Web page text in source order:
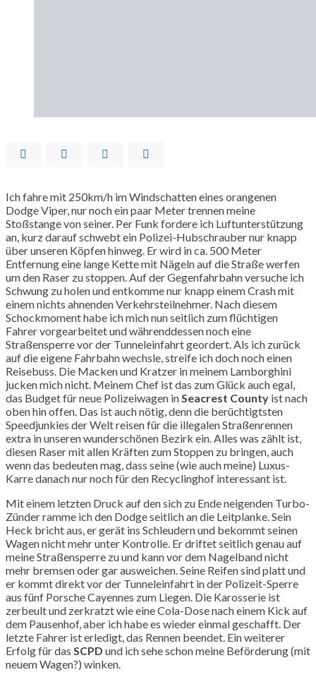
Ich fahre mit 250km/h im Windschatten eines orangenen
Dodge Viper, nur noch ein paar Meter trennen meine
Stoßstange von seiner. Per Funk fordere ich Luftunterstützung
an, kurz darauf schwebt ein Polizei-Hubschrauber nur knapp
über unseren Köpfen hinweg. Er wird in ca. 500 Meter
Entfernung eine lange Kette mit Nägeln auf die Straße werfen
um den Raser zu stoppen. Auf der Gegenfahrbahn versuche ich
Schwung zu holen und entkomme nur knapp einem Crash mit
einem nichts ahnenden Verkehrsteilnehmer. Nach diesem
Schockmoment habe ich mich nun seitlich zum flüchtigen
Fahrer vorgearbeitet und währenddessen noch eine
Straßensperre vor der Tunneleinfahrt geordert. Als ich zurück
auf die eigene Fahrbahn wechsle, streife ich doch noch einen
Reisebuss. Die Macken und Kratzer in meinem Lamborghini
jucken mich nicht. Meinem Chef ist das zum Glück auch egal,
das Budget für neue Polizeiwagen in Seacrest County ist nach
oben hin offen. Das ist auch nötig, denn die berüchtigtsten
Speedjunkies der Welt reisen für die illegalen Straßenrennen
extra in unseren wunderschönen Bezirk ein. Alles was zählt ist,
diesen Raser mit allen Kräften zum Stoppen zu bringen, auch
wenn das bedeuten mag, dass seine (wie auch meine) Luxus-
Karre danach nur noch für den Recyclinghof interessant ist.
Mit einem letzten Druck auf den sich zu Ende neigenden Turbo-
Zünder ramme ich den Dodge seitlich an die Leitplanke. Sein
Heck bricht aus, er gerät ins Schleudern und bekommt seinen
Wagen nicht mehr unter Kontrolle. Er driftet seitlich genau auf
meine Straßensperre zu und kann vor dem Nagelband nicht
mehr bremsen oder gar ausweichen. Seine Reifen sind platt und
er kommt direkt vor der Tunneleinfahrt in der Polizeit-Sperre
aus fünf Porsche Cayennes zum Liegen. Die Karosserie ist
zerbeult und zerkratzt wie eine Cola-Dose nach einem Kick auf
dem Pausenhof, aber ich habe es wieder einmal geschafft. Der
letzte Fahrer ist erledigt, das Rennen beendet. Ein weiterer
Erfolg für das SCPD und ich sehe schon meine Beförderung (mit
neuem Wagen?) winken.